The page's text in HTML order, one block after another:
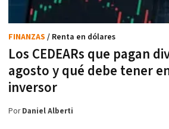
Los CEDEARs que pagan
agosto y qué debe tener
inversor
FINANZAS / Renta en dólares
PorDaniel Alberti